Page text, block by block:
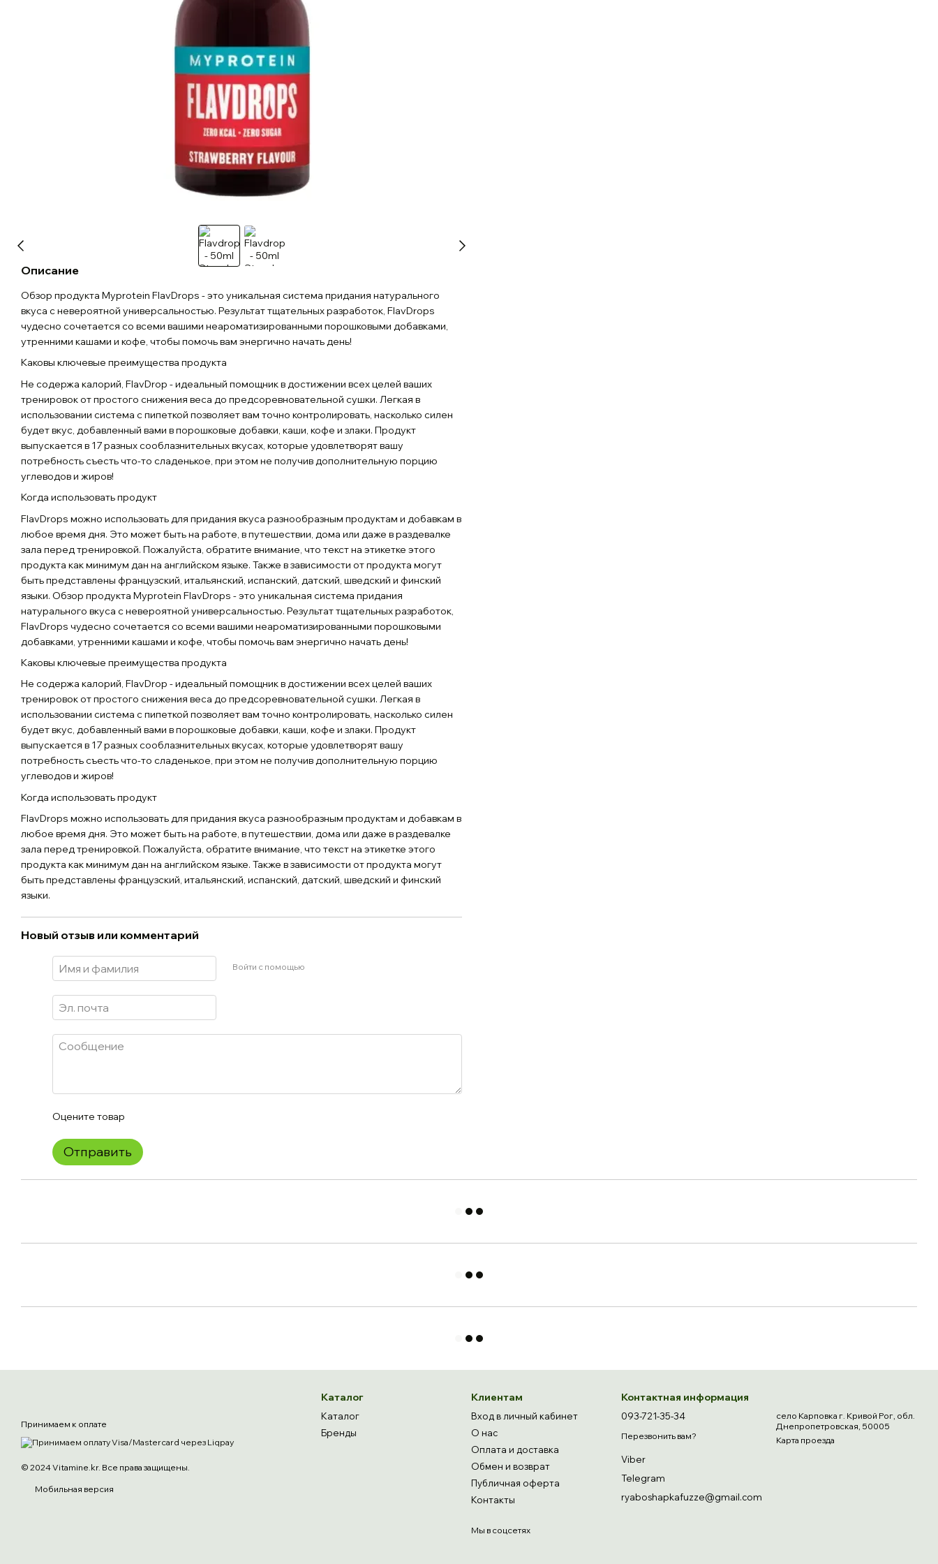
Описание
Обзор продукта Myprotein FlavDrops - это уникальная система придания натурального
вкуса с невероятной универсальностью. Результат тщательных разработок, FlavDrops
чудесно сочетается со всеми вашими неароматизированными порошковыми добавками,
утренними кашами и кофе, чтобы помочь вам энергично начать день!
Каковы ключевые преимущества продукта
Не содержа калорий, FlavDrop - идеальный помощник в достижении всех целей ваших
тренировок от простого снижения веса до предсоревновательной сушки. Легкая в
использовании система с пипеткой позволяет вам точно контролировать, насколько силен
будет вкус, добавленный вами в порошковые добавки, каши, кофе и злаки. Продукт
выпускается в 17 разных сооблазнительных вкусах, которые удовлетворят вашу
потребность съесть что-то сладенькое, при этом не получив дополнительную порцию
углеводов и жиров!
Когда использовать продукт
FlavDrops можно использовать для придания вкуса разнообразным продуктам и добавкам в
любое время дня. Это может быть на работе, в путешествии, дома или даже в раздевалке
зала перед тренировкой. Пожалуйста, обратите внимание, что текст на этикетке этого
продукта как минимум дан на английском языке. Также в зависимости от продукта могут
быть представлены французский, итальянский, испанский, датский, шведский и финский
языки. Обзор продукта Myprotein FlavDrops - это уникальная система придания
натурального вкуса с невероятной универсальностью. Результат тщательных разработок,
FlavDrops чудесно сочетается со всеми вашими неароматизированными порошковыми
добавками, утренними кашами и кофе, чтобы помочь вам энергично начать день!
Каковы ключевые преимущества продукта
Не содержа калорий, FlavDrop - идеальный помощник в достижении всех целей ваших
тренировок от простого снижения веса до предсоревновательной сушки. Легкая в
использовании система с пипеткой позволяет вам точно контролировать, насколько силен
будет вкус, добавленный вами в порошковые добавки, каши, кофе и злаки. Продукт
выпускается в 17 разных сооблазнительных вкусах, которые удовлетворят вашу
потребность съесть что-то сладенькое, при этом не получив дополнительную порцию
углеводов и жиров!
Когда использовать продукт
FlavDrops можно использовать для придания вкуса разнообразным продуктам и добавкам в
любое время дня. Это может быть на работе, в путешествии, дома или даже в раздевалке
зала перед тренировкой. Пожалуйста, обратите внимание, что текст на этикетке этого
продукта как минимум дан на английском языке. Также в зависимости от продукта могут
быть представлены французский, итальянский, испанский, датский, шведский и финский
языки.
Новый отзыв или комментарий
Войти с помощью
Оцените товар
Отправить
Принимаем к оплате
© 2024 Vitamine.kr. Все права защищены.
Мобильная версия
Каталог
Каталог
Бренды
Клиентам
Вход в личный кабинет
О нас
Оплата и доставка
Обмен и возврат
Публичная оферта
Контакты
Мы в соцсетях
Контактная информация
093-721-35-34
Перезвонить вам?
Viber
Telegram
ryaboshapkafuzze@gmail.com
село Карповка г. Кривой Рог, обл.
Днепропетровская, 50005
Карта проезда